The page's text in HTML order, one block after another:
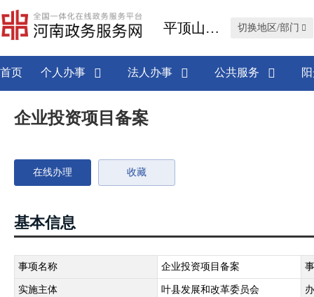
平顶山市叶县 切换地区/部门
首页 个人办事 法人办事 公共服务
企业投资项目备案
在线办理 收藏
基本信息
事项名称 企业投资项目备案
实施主体 叶县发展和改革委员会